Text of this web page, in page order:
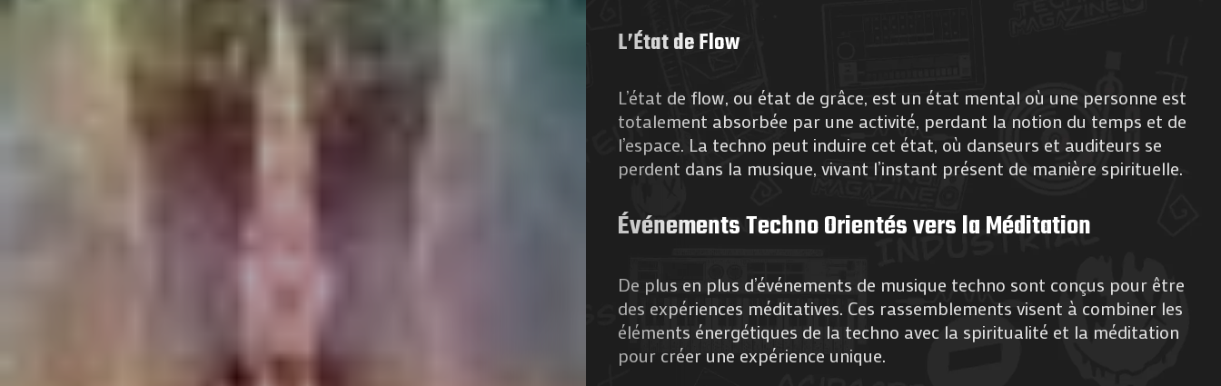
!
Search
L’État de Flow
L’état de flow, ou état de grâce, est un état mental où une personne est
totalement absorbée par une activité, perdant la notion du temps et de
l’espace. La techno peut induire cet état, où danseurs et auditeurs se
perdent dans la musique, vivant l’instant présent de manière spirituelle.
Événements Techno Orientés vers la Méditation
De plus en plus d’événements de musique techno sont conçus pour être
des expériences méditatives. Ces rassemblements visent à combiner les
éléments énergétiques de la techno avec la spiritualité et la méditation
pour créer une expérience unique.